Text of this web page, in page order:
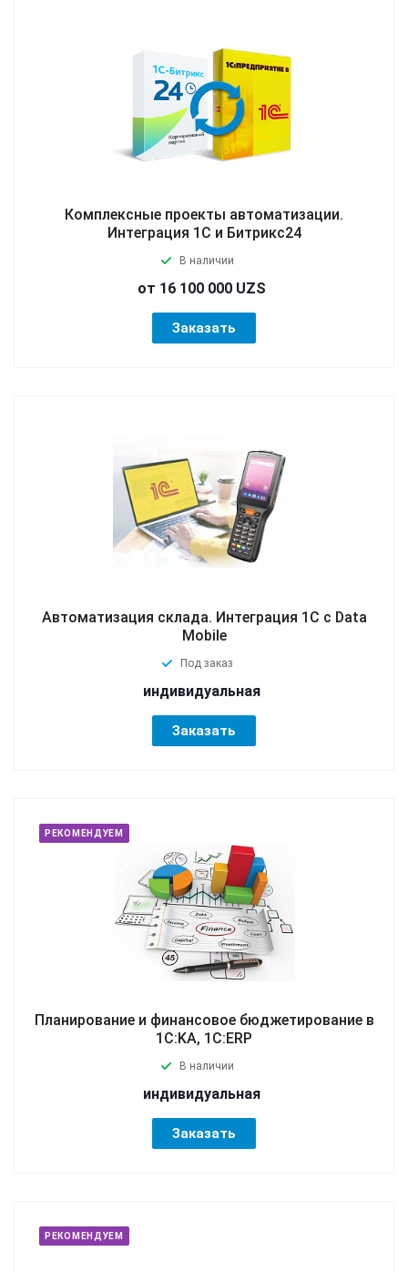
Комплексные проекты автоматизации.
Интеграция 1С и Битрикс24
В наличии
от 16 100 000 UZS
Заказать
Автоматизация склада. Интеграция 1С с Data
Mobile
Под заказ
индивидуальная
Заказать
РЕКОМЕНДУЕМ
Планирование и финансовое бюджетирование в
1С:KA, 1С:ERP
В наличии
индивидуальная
Заказать
РЕКОМЕНДУЕМ